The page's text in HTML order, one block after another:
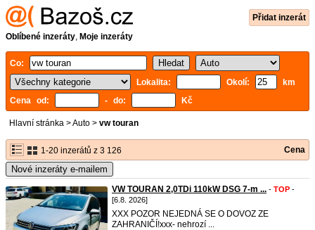
Přidat inzerát
Oblíbené inzeráty, Moje inzeráty
Co:
Lokalita:
Okolí:
km
Cena od:
- do: Kč
Hlavní stránka >Auto > vw touran
1-20 inzerátů z 3 126 Cena
Nové inzeráty e-mailem
VW TOURAN 2,0TDi 110kW DSG 7-m ... - TOP -
[6.8. 2026]
XXX POZOR NEJEDNÁ SE O DOVOZ ZE
ZAHRANIČÍ!xxx- nehrozí ...